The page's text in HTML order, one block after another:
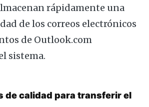
rápidamente una
de los correos electrónicos
de Outlook.com
sistema.
de calidad para transferir el